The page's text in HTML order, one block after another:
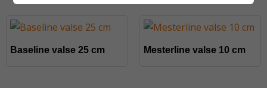
Baseline valse 25 cm Mesterline valse 10 cm